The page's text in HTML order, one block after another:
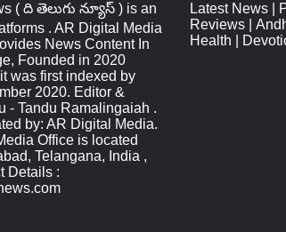
( ది తెలుగు న్యూస్‌ ) is an
. AR Digital Media
News Content In
Founded in 2020
was first indexed by
2020. Editor &
- Tandu Ramalingaiah .
by: AR Digital Media.
Office is located
Telangana, India ,
Details :
Latest News
Reviews
Health